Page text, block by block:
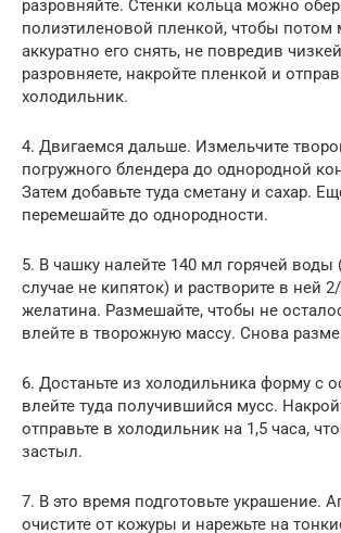
разровняйте. Стенки кольца можно
полиэтиленовой пленкой, чтобы
аккуратно его снять, не повредив
разровняете, накройте пленкой и
холодильник.
4. Двигаемся дальше. Измельчите
погружного блендера до однородной
Затем добавьте туда сметану и сахар.
перемешайте до однородности.
5. В чашку налейте 140 мл горячей воды
случае не кипяток) и растворите в ней
желатина. Размешайте, чтобы не
влейте в творожную массу. Снова
6. Достаньте из холодильника форму с
влейте туда получившийся мусс.
отправьте в холодильник на 1,5 часа,
застыл.
7. В это время подготовьте украшение.
очистите от кожуры и нарежьте на